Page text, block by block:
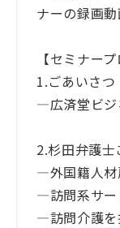
ナーの録画動
【セミナー
1.ごあいさつ
―広済堂ビ
2.杉田弁護士
―外国籍人材
―訪問系サー
―訪問介護を